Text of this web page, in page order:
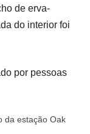
de erva-
do interior foi
por pessoas